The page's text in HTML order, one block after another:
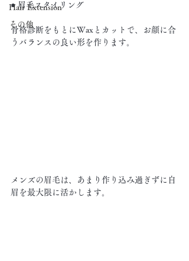
Hair Extension
その他
● 眉毛スタイリング
骨格診断をもとにWaxとカットで、お顔に合
うバランスの良い形を作ります。
メンズの眉毛は、あまり作り込み過ぎずに自
眉を最大限に活かします。